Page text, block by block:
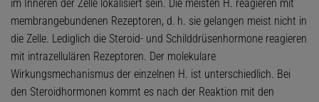
im Inneren der Zelle lokalisiert sein. Die meisten H. reagieren mit
membrangebundenen Rezeptoren, d. h. sie gelangen meist nicht in
die Zelle. Lediglich die Steroid- und Schilddrüsenhormone reagieren
mit intrazellulären Rezeptoren. Der molekulare
Wirkungsmechanismus der einzelnen H. ist unterschiedlich. Bei
den Steroidhormonen kommt es nach der Reaktion mit den